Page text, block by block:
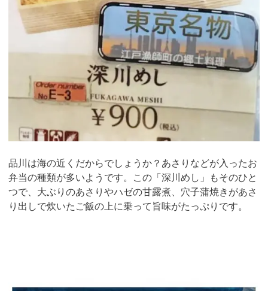
品川は海の近くだからでしょうか？あさりなどが入ったお
弁当の種類が多いようです。この「深川めし」もそのひと
つで、大ぶりのあさりやハゼの甘露煮、穴子蒲焼きがあさ
り出しで炊いたご飯の上に乗って旨味がたっぷりです。